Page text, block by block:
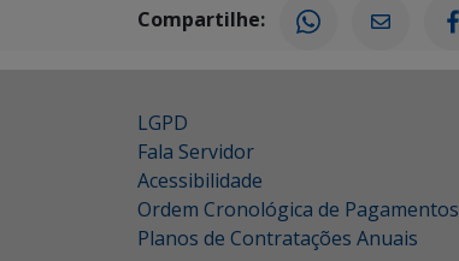
Compartilhe:
LGPD
Fala Servidor
Acessibilidade
Ordem Cronológica de Pagamentos
Planos de Contratações Anuais